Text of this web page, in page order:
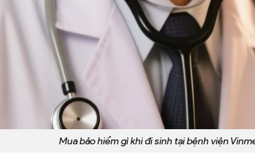
Mua bảo hiểm gì khi đi sinh tại bệnh viện